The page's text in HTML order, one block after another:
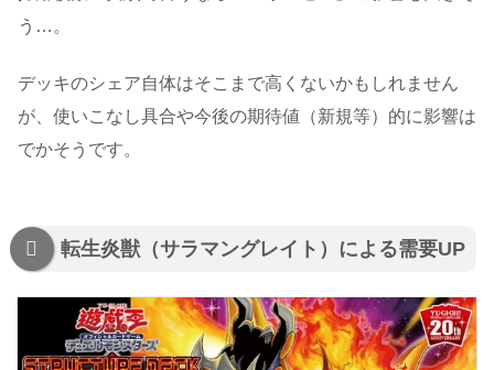
う…。
デッキのシェア自体はそこまで高くないかもしれません
が、使いこなし具合や今後の期待値（新規等）的に影響は
でかそうです。
転生炎獣（サラマングレイト）による需要UP